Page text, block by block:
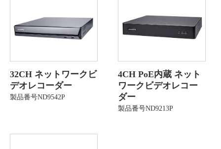
32CH ネットワークビ
デオレコーダー
製品番号ND9542P
4CH PoE内蔵 ネット
ワークビデオレコー
ダー
製品番号ND9213P